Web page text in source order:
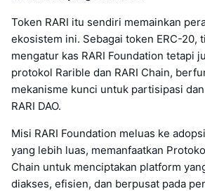
Token RARI itu sendiri memainkan
ekosistem ini. Sebagai token ERC-20,
mengatur kas RARI Foundation tetapi
protokol Rarible dan RARI Chain,
mekanisme kunci untuk partisipasi
RARI DAO.
Misi RARI Foundation meluas ke
yang lebih luas, memanfaatkan
Chain untuk menciptakan platform
diakses, efisien, dan berpusat pada